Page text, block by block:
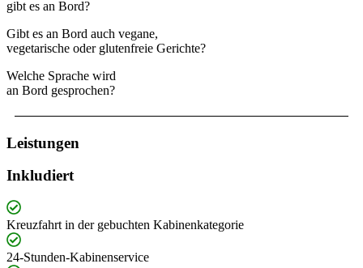
gibt es an Bord?
Gibt es an Bord auch vegane,
vegetarische oder glutenfreie Gerichte?
Welche Sprache wird
an Bord gesprochen?
Leistungen
Inkludiert
Kreuzfahrt in der gebuchten Kabinenkategorie
24-Stunden-Kabinenservice